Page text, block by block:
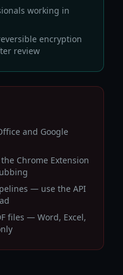
working in
encryption
review
and Google
Chrome Extension
— use the API
files — Word, Excel,